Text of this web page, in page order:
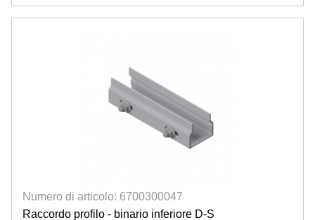
Numero di articolo: 6700300047
Raccordo profilo - binario inferiore D-S